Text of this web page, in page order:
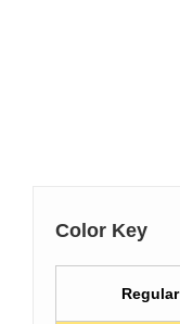
Color Key
Regular